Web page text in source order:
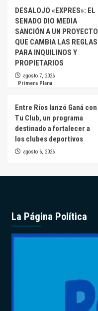
DESALOJO «EXPRES»: EL
SENADO DIO MEDIA
SANCIÓN A UN PROYECTO
QUE CAMBIA LAS REGLAS
PARA INQUILINOS Y
PROPIETARIOS
agosto 7, 2026
Primera Plana
Entre Ríos lanzó Ganá con
Tu Club, un programa
destinado a fortalecer a
los clubes deportivos
agosto 6, 2026
La Página Política